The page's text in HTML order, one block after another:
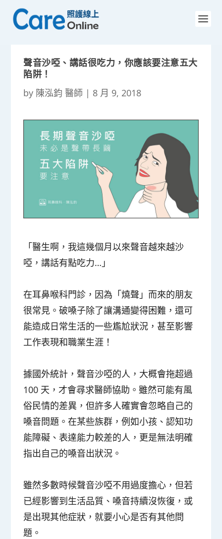
聲音沙啞、講話很吃力，你應該要注意五大
陷阱！
by 陳泓鈞 醫師 | 8 月 9, 2018
「醫生啊，我這幾個月以來聲音越來越沙
啞，講話有點吃力…」
在耳鼻喉科門診，因為「燒聲」而來的朋友
很常見。破嗓子除了讓溝通變得困難，還可
能造成日常生活的一些尷尬狀況，甚至影響
工作表現和職業生涯！
據國外統計，聲音沙啞的人，大概會拖超過
100 天，才會尋求醫師協助。雖然可能有風
俗民情的差異，但許多人確實會忽略自己的
嗓音問題。在某些族群，例如小孩、認知功
能障礙、表達能力較差的人，更是無法明確
指出自己的嗓音出狀況。
雖然多數時候聲音沙啞不用過度擔心，但若
已經影響到生活品質、嗓音持續沒恢復，或
是出現其他症狀，就要小心是否有其他問
題。